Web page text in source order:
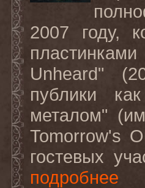
2007 году,
Unheard"
публики
металом"
Tomorrow's
гостевых
подробнее